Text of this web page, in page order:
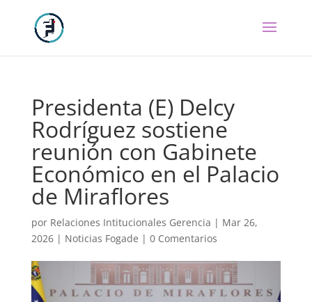
Presidenta (E) Delcy
Rodríguez sostiene
reunión con Gabinete
Económico en el Palacio
de Miraflores
por Relaciones Intitucionales Gerencia | Mar 26,
2026| Noticias Fogade | 0 Comentarios